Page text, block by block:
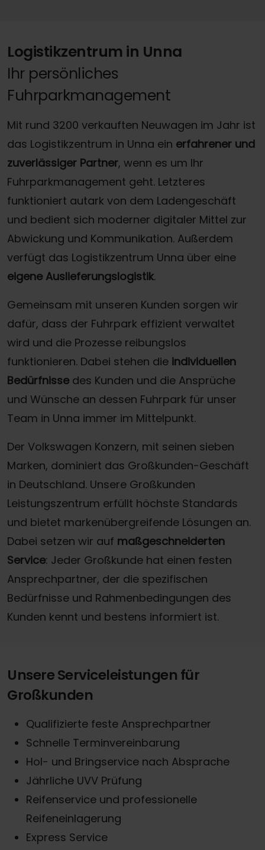
Logistikzentrum in Unna
Ihr persönliches
Fuhrparkmanagement
Mit rund 3200 verkauften Neuwagen im Jahr ist
das Logistikzentrum in Unna ein erfahrener und
zuverlässiger Partner, wenn es um Ihr
Fuhrparkmanagement geht. Letzteres
funktioniert autark von dem Ladengeschäft
und bedient sich moderner digitaler Mittel zur
Abwickung und Kommunikation. Außerdem
verfügt das Logistikzentrum Unna über eine
eigene Auslieferungslogistik.
Gemeinsam mit unseren Kunden sorgen wir
dafür, dass der Fuhrpark effizient verwaltet
wird und die Prozesse reibungslos
funktionieren. Dabei stehen die individuellen
Bedürfnisse des Kunden und die Ansprüche
und Wünsche an dessen Fuhrpark für unser
Team in Unna immer im Mittelpunkt.
Der Volkswagen Konzern, mit seinen sieben
Marken, dominiert das Großkunden-Geschäft
in Deutschland. Unsere Großkunden
Leistungszentrum erfüllt höchste Standards
und bietet markenübergreifende Lösungen an.
Dabei setzen wir auf maßgeschneiderten
Service: Jeder Großkunde hat einen festen
Ansprechpartner, der die spezifischen
Bedürfnisse und Rahmenbedingungen des
Kunden kennt und bestens informiert ist.
Unsere Serviceleistungen für
Großkunden
Qualifizierte feste Ansprechpartner
Schnelle Terminvereinbarung
Hol- und Bringservice nach Absprache
Jährliche UVV Prüfung
Reifenservice und professionelle
Reifeneinlagerung
Express Service